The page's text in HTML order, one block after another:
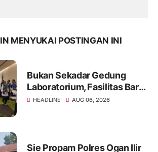
MENYUKAI POSTINGAN INI
Bukan Sekadar Gedung
Laboratorium, Fasilitas Baru
di Jakabaring Akan Perkuat
HEADLINE AUG 06, 2026
Sie Propam Polres Ogan Ilir